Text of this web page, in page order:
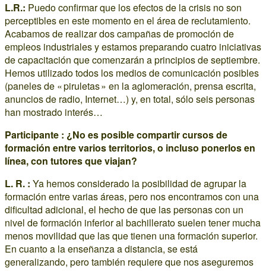
L.R.: Puedo confirmar que los efectos de la crisis no son
perceptibles en este momento en el área de reclutamiento.
Acabamos de realizar dos campañas de promoción de
empleos industriales y estamos preparando cuatro iniciativas
de capacitación que comenzarán a principios de septiembre.
Hemos utilizado todos los medios de comunicación posibles
(paneles de « piruletas » en la aglomeración, prensa escrita,
anuncios de radio, Internet…) y, en total, sólo seis personas
han mostrado interés…
Participante : ¿No es posible compartir cursos de
formación entre varios territorios, o incluso ponerlos en
línea, con tutores que viajan?
L. R. : Ya hemos considerado la posibilidad de agrupar la
formación entre varias áreas, pero nos encontramos con una
dificultad adicional, el hecho de que las personas con un
nivel de formación inferior al bachillerato suelen tener mucha
menos movilidad que las que tienen una formación superior.
En cuanto a la enseñanza a distancia, se está
generalizando, pero también requiere que nos aseguremos